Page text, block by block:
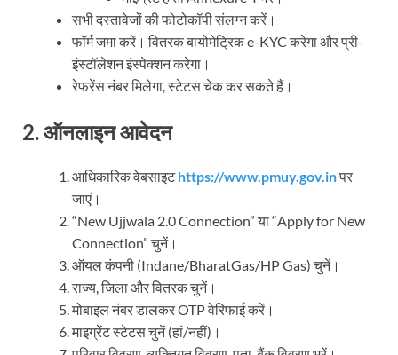
सभी दस्तावेजों की फोटोकॉपी संलग्न करें।
फॉर्म जमा करें। वितरक बायोमेट्रिक e-KYC करेगा और प्री-
इंस्टॉलेशन इंस्पेक्शन करेगा।
रेफरेंस नंबर मिलेगा, स्टेटस चेक कर सकते हैं।
2.ऑनलाइन आवेदन
आधिकारिक वेबसाइटhttps://www.pmuy.gov.inपर
जाएं।
“New Ujjwala 2.0 Connection” या “Apply for New
Connection” चुनें।
ऑयल कंपनी (Indane/BharatGas/HP Gas) चुनें।
राज्य, जिला और वितरक चुनें।
मोबाइल नंबर डालकर OTP वेरिफाई करें।
माइग्रेंट स्टेटस चुनें (हां/नहीं)।